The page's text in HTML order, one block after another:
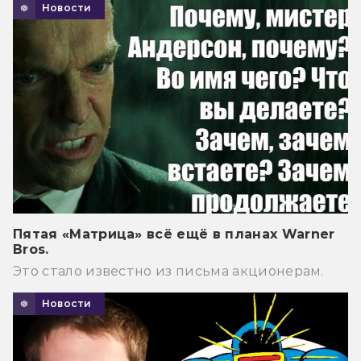
Новости
Пятая «Матрица» всё ещё в планах Warner
Bros.
Это стало известно из письма акционерам.
Новости